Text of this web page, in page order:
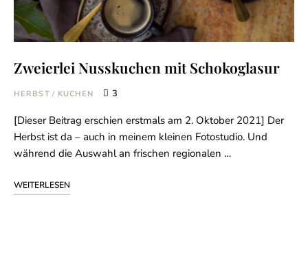
Zweierlei Nusskuchen mit Schokoglasur
HERBST / KUCHEN 3
[Dieser Beitrag erschien erstmals am 2. Oktober 2021] Der
Herbst ist da – auch in meinem kleinen Fotostudio. Und
während die Auswahl an frischen regionalen …
WEITERLESEN